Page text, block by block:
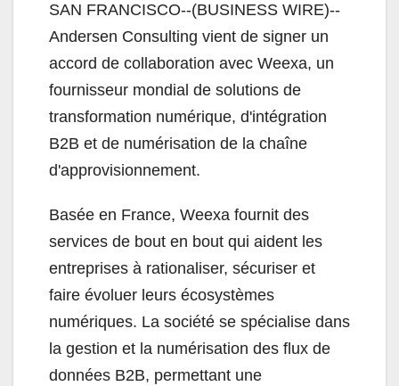
SAN FRANCISCO--(BUSINESS WIRE)--
Andersen Consulting vient de signer un
accord de collaboration avec Weexa, un
fournisseur mondial de solutions de
transformation numérique, d'intégration
B2B et de numérisation de la chaîne
d'approvisionnement.
Basée en France, Weexa fournit des
services de bout en bout qui aident les
entreprises à rationaliser, sécuriser et
faire évoluer leurs écosystèmes
numériques. La société se spécialise dans
la gestion et la numérisation des flux de
données B2B, permettant une